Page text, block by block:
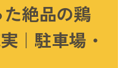
た絶品の鶏
｜駐車場・